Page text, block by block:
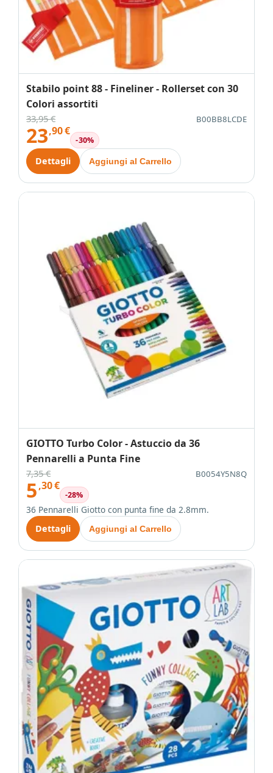
Stabilo point 88 - Fineliner - Rollerset con 30
Colori assortiti
33,95 €
23,90€
-30%
B00BB8LCDE
Dettagli Aggiungi al Carrello
GIOTTO Turbo Color - Astuccio da 36
Pennarelli a Punta Fine
7,35 €
5,30€
-28%
B0054Y5N8Q
36 Pennarelli Giotto con punta fine da 2.8mm.
Dettagli
Aggiungi al Carrello